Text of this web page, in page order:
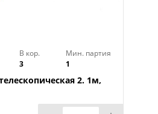
В кор.
3
Мин. партия
1
2. 1м,